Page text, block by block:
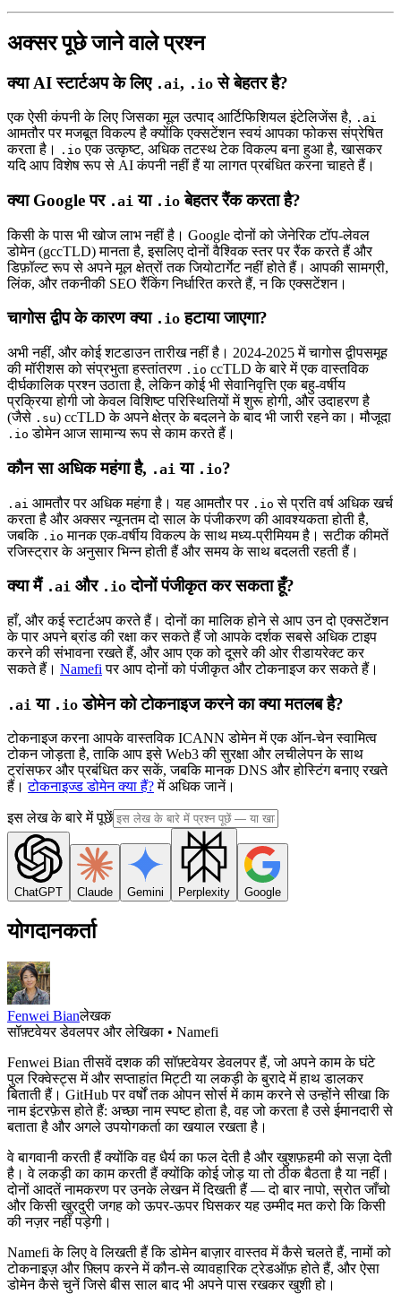
अक्सर पूछे जाने वाले प्रश्न
क्या AI स्टार्टअप के लिए .ai, .io से बेहतर है?
एक ऐसी कंपनी के लिए जिसका मूल उत्पाद आर्टिफिशियल इंटेलिजेंस है, .ai
आमतौर पर मजबूत विकल्प है क्योंकि एक्सटेंशन स्वयं आपका फोकस संप्रेषित
करता है।
.io एक उत्कृष्ट, अधिक तटस्थ टेक विकल्प बना हुआ है, खासकर
यदि आप विशेष रूप से AI कंपनी नहीं हैं या लागत प्रबंधित करना चाहते हैं।
क्या Google पर .ai या .io बेहतर रैंक करता है?
किसी के पास भी खोज लाभ नहीं है। Google दोनों को जेनेरिक टॉप-लेवल
डोमेन (gccTLD) मानता है, इसलिए दोनों वैश्विक स्तर पर रैंक करते हैं और
डिफ़ॉल्ट रूप से अपने मूल क्षेत्रों तक जियोटार्गेट नहीं होते हैं। आपकी सामग्री,
लिंक, और तकनीकी SEO रैंकिंग निर्धारित करते हैं, न कि एक्सटेंशन।
चागोस द्वीप के कारण क्या .io हटाया जाएगा?
अभी नहीं, और कोई शटडाउन तारीख नहीं है। 2024-2025 में चागोस द्वीपसमूह
की मॉरीशस को संप्रभुता हस्तांतरण .io ccTLD के बारे में एक वास्तविक
दीर्घकालिक प्रश्न उठाता है, लेकिन कोई भी सेवानिवृत्ति एक बहु-वर्षीय
प्रक्रिया होगी जो केवल विशिष्ट परिस्थितियों में शुरू होगी, और उदाहरण है
(जैसे .su) ccTLD के अपने क्षेत्र के बदलने के बाद भी जारी रहने का। मौजूदा
.io डोमेन आज सामान्य रूप से काम करते हैं।
कौन सा अधिक महंगा है, .ai या .io?
.ai आमतौर पर अधिक महंगा है। यह आमतौर पर .io से प्रति वर्ष अधिक खर्च
करता है और अक्सर न्यूनतम दो साल के पंजीकरण की आवश्यकता होती है,
जबकि .io मानक एक-वर्षीय विकल्प के साथ मध्य-प्रीमियम है। सटीक कीमतें
रजिस्ट्रार के अनुसार भिन्न होती हैं और समय के साथ बदलती रहती हैं।
क्या मैं .ai और .io दोनों पंजीकृत कर सकता हूँ?
हाँ, और कई स्टार्टअप करते हैं। दोनों का मालिक होने से आप उन दो एक्सटेंशन
के पार अपने ब्रांड की रक्षा कर सकते हैं जो आपके दर्शक सबसे अधिक टाइप
करने की संभावना रखते हैं, और आप एक को दूसरे की ओर रीडायरेक्ट कर
सकते हैं। Namefi पर आप दोनों को पंजीकृत और टोकनाइज कर सकते हैं।
.ai या .io डोमेन को टोकनाइज करने का क्या मतलब है?
टोकनाइज करना आपके वास्तविक ICANN डोमेन में एक ऑन-चेन स्वामित्व
टोकन जोड़ता है, ताकि आप इसे Web3 की सुरक्षा और लचीलेपन के साथ
ट्रांसफर और प्रबंधित कर सकें, जबकि मानक DNS और होस्टिंग बनाए रखते
हैं।टोकनाइज्ड डोमेन क्या हैं?में अधिक जानें।
इस लेख के बारे में पूछें
ChatGPT Claude Gemini Perplexity Google
योगदानकर्ता
Fenwei Bianलेखक
सॉफ़्टवेयर डेवलपर और लेखिका • Namefi
Fenwei Bian तीसवें दशक की सॉफ़्टवेयर डेवलपर हैं, जो अपने काम के घंटे
पुल रिक्वेस्ट्स में और सप्ताहांत मिट्टी या लकड़ी के बुरादे में हाथ डालकर
बिताती हैं। GitHub पर वर्षों तक ओपन सोर्स में काम करने से उन्होंने सीखा कि
नाम इंटरफ़ेस होते हैं: अच्छा नाम स्पष्ट होता है, वह जो करता है उसे ईमानदारी से
बताता है और अगले उपयोगकर्ता का खयाल रखता है।
वे बागवानी करती हैं क्योंकि वह धैर्य का फल देती है और खुशफ़हमी को सज़ा देती
है। वे लकड़ी का काम करती हैं क्योंकि कोई जोड़ या तो ठीक बैठता है या नहीं।
दोनों आदतें नामकरण पर उनके लेखन में दिखती हैं — दो बार नापो, स्रोत जाँचो
और किसी खुरदुरी जगह को ऊपर-ऊपर घिसकर यह उम्मीद मत करो कि किसी
की नज़र नहीं पड़ेगी।
Namefi के लिए वे लिखती हैं कि डोमेन बाज़ार वास्तव में कैसे चलते हैं, नामों को
टोकनाइज़ और फ़्लिप करने में कौन-से व्यावहारिक ट्रेडऑफ़ होते हैं, और ऐसा
डोमेन कैसे चुनें जिसे बीस साल बाद भी अपने पास रखकर खुशी हो।